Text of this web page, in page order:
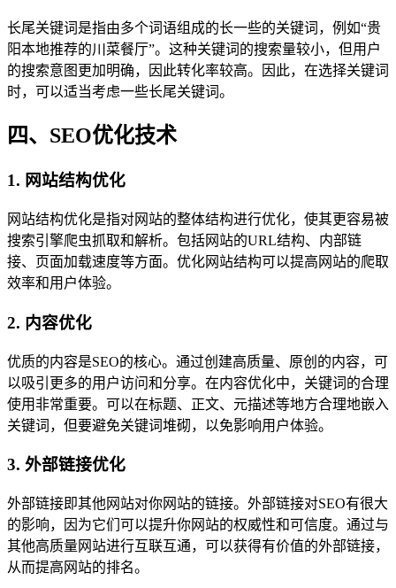
长尾关键词是指由多个词语组成的长一些的关键词，例如“贵
阳本地推荐的川菜餐厅”。这种关键词的搜索量较小，但用户
的搜索意图更加明确，因此转化率较高。因此，在选择关键词
时，可以适当考虑一些长尾关键词。
四、SEO优化技术
1. 网站结构优化
网站结构优化是指对网站的整体结构进行优化，使其更容易被
搜索引擎爬虫抓取和解析。包括网站的URL结构、内部链
接、页面加载速度等方面。优化网站结构可以提高网站的爬取
效率和用户体验。
2. 内容优化
优质的内容是SEO的核心。通过创建高质量、原创的内容，可
以吸引更多的用户访问和分享。在内容优化中，关键词的合理
使用非常重要。可以在标题、正文、元描述等地方合理地嵌入
关键词，但要避免关键词堆砌，以免影响用户体验。
3. 外部链接优化
外部链接即其他网站对你网站的链接。外部链接对SEO有很大
的影响，因为它们可以提升你网站的权威性和可信度。通过与
其他高质量网站进行互联互通，可以获得有价值的外部链接，
从而提高网站的排名。